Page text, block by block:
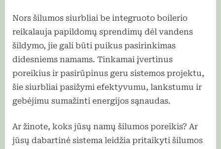
Nors šilumos siurbliai be integruoto boilerio
reikalauja papildomų sprendimų dėl vandens
šildymo, jie gali būti puikus pasirinkimas
didesniems namams. Tinkamai įvertinus
poreikius ir pasirūpinus geru sistemos projektu,
šie siurbliai pasižymi efektyvumu, lankstumu ir
gebėjimu sumažinti energijos sąnaudas.
Ar žinote, koks jūsų namų šilumos poreikis? Ar
jūsų dabartinė sistema leidžia pritaikyti šilumos